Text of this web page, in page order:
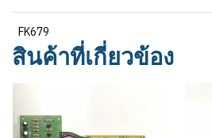
FK679
สินค้าที่เกี่ยวข้อง